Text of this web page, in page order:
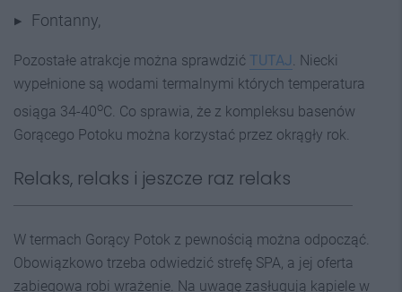
Fontanny,
Pozostałe atrakcje można sprawdzić TUTAJ . Niecki
wypełnione są wodami termalnymi których temperatura
osiąga 34-40oC. Co sprawia, że z kompleksu basenów
Gorącego Potoku można korzystać przez okrągły rok.
Relaks, relaks i jeszcze raz relaks
W termach Gorący Potok z pewnością można odpocząć.
Obowiązkowo trzeba odwiedzić strefę SPA, a jej oferta
zabiegowa robi wrażenie. Na uwagę zasługują kąpiele w